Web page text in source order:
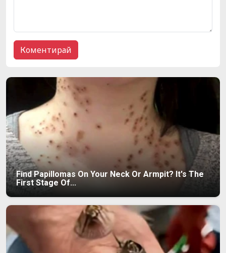
Find Papillomas On Your Neck Or Armpit? It's The
First Stage Of...